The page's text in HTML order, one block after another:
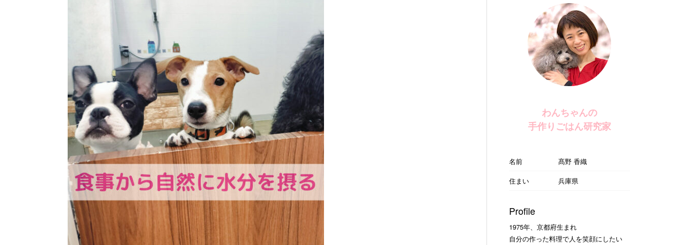
わんちゃんの
手作りごはん研究家
名前
髙野 香織
住まい
兵庫県
Profile
1975年、京都府生まれ
自分の作った料理で人を笑顔にしたい